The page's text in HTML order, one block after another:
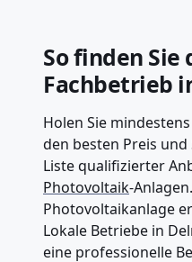
So finden
Fachbetrieb
Holen Sie
den besten Preis und
Liste qualifizierter
Photovoltaik-
Photovoltaikanlage
Lokale Betriebe in
eine professionelle